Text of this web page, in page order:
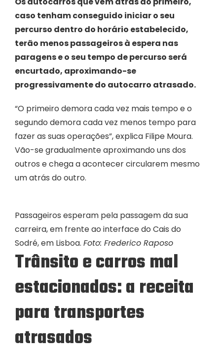
caso tenham conseguido iniciar o seu
percurso dentro do horário estabelecido,
terão menos passageiros à espera nas
paragens e o seu tempo de percurso será
encurtado, aproximando-se
progressivamente do autocarro atrasado.
“O primeiro demora cada vez mais tempo e o
segundo demora cada vez menos tempo para
fazer as suas operações”, explica Filipe Moura.
Vão-se gradualmente aproximando uns dos
outros e chega a acontecer circularem mesmo
um atrás do outro.
Passageiros esperam pela passagem da sua
carreira, em frente ao interface do Cais do
Sodré, em Lisboa. Foto: Frederico Raposo
Trânsito e carros mal
estacionados: a receita
para transportes
atrasados